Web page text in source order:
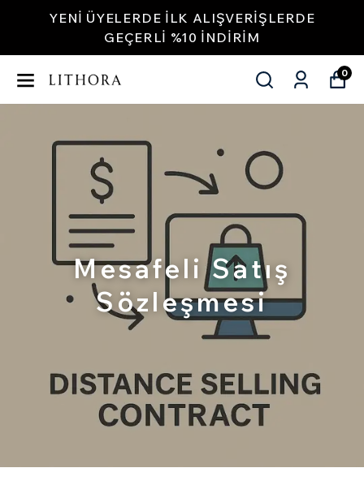
YENI ÜYELERDE İLK ALIŞVERIŞLERDE
GEÇERLI %10 INDIRIM
0
Mesafeli Satış
Sözleşmesi